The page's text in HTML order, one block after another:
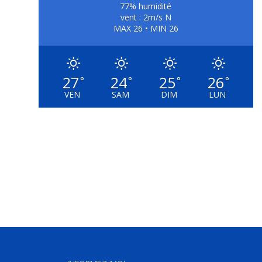
77% humidité
vent : 2m/s N
MAX 26 • MIN 26
27°
VEN
24°
SAM
25°
DIM
26°
LUN